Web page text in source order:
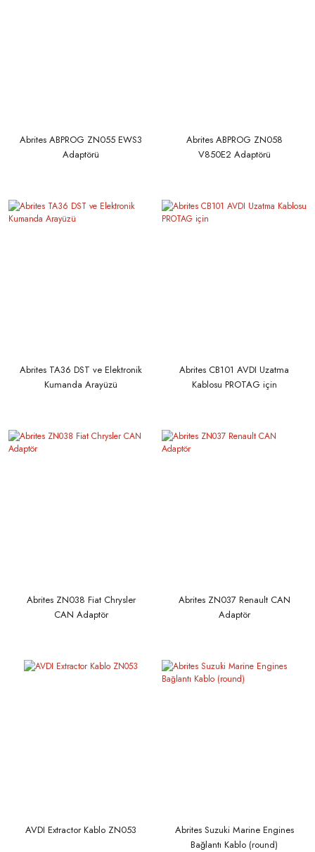
Abrites ABPROG ZN055 EWS3
Adaptörü
Abrites ABPROG ZN058
V850E2 Adaptörü
Abrites TA36 DST ve Elektronik
Kumanda Arayüzü
Abrites CB101 AVDI Uzatma
Kablosu PROTAG için
Abrites ZN038 Fiat Chrysler
CAN Adaptör
Abrites ZN037 Renault CAN
Adaptör
AVDI Extractor Kablo ZN053
Abrites Suzuki Marine Engines
Bağlantı Kablo (round)